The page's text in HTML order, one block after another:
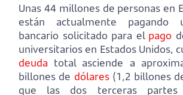
Unas 44 millones de personas en
están actualmente pagando
bancario solicitado para el pago
universitarios en Estados Unidos,
deuda total asciende a
billones de dólares(1,2 billones
que las dos terceras partes